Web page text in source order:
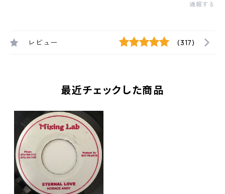
通報する
レビュー (317)
最近チェックした商品